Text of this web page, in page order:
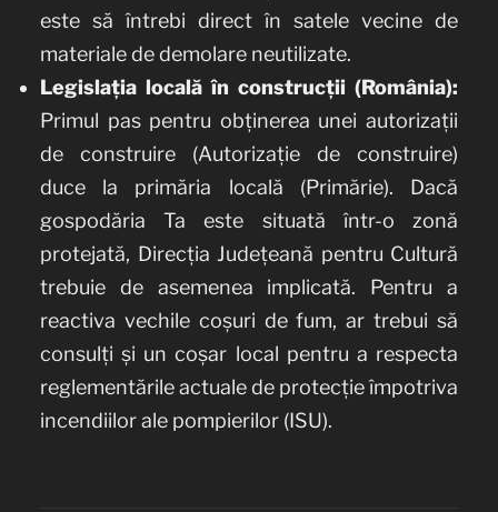
este să întrebi direct în satele vecine de
materiale de demolare neutilizate.
Legislația locală în construcții (România):
Primul pas pentru obținerea unei autorizații
de construire (Autorizație de construire)
duce la primăria locală (Primărie). Dacă
gospodăria Ta este situată într-o zonă
protejată, Direcția Județeană pentru Cultură
trebuie de asemenea implicată. Pentru a
reactiva vechile coșuri de fum, ar trebui să
consulți și un coșar local pentru a respecta
reglementările actuale de protecție împotriva
incendiilor ale pompierilor (ISU).